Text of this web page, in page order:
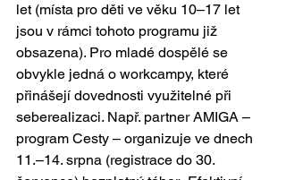
let (místa pro děti ve věku 10–17 let
jsou v rámci tohoto programu již
obsazena). Pro mladé dospělé se
obvykle jedná o workcampy, které
přinášejí dovednosti využitelné při
seberealizaci. Např. partner AMIGA –
program Cesty – organizuje ve dnech
11.–14. srpna (registrace do 30.